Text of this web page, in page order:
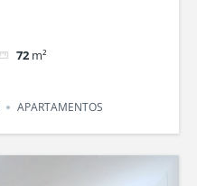
72 m²
APARTAMENTOS